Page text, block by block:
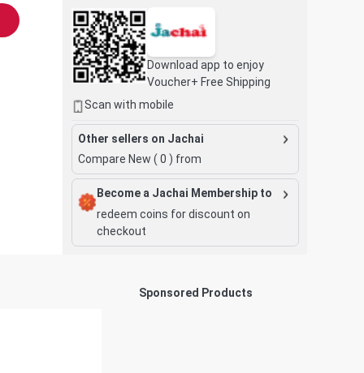
Download app to enjoy
Voucher+ Free Shipping
Scan with mobile
Other sellers on Jachai
Compare New ( 0 ) from
Become a Jachai Membership to
redeem coins for discount on
checkout
Sponsored Products